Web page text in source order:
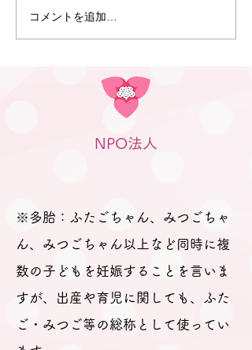
が参加されました。 今回も、
間に参加のパパなどが参加さ
れました。 「聞きたいことは
ふたごの妊娠、ましてや初め
経て多胎育児真っ最中のパパ
コメントを追加…
NPO法人
※多胎：ふたごちゃん、みつごちゃ
ん、みつごちゃん以上など同時に複
数の子どもを妊娠することを言いま
すが、出産や育児に関しても、ふた
ご・みつご等の総称として使ってい